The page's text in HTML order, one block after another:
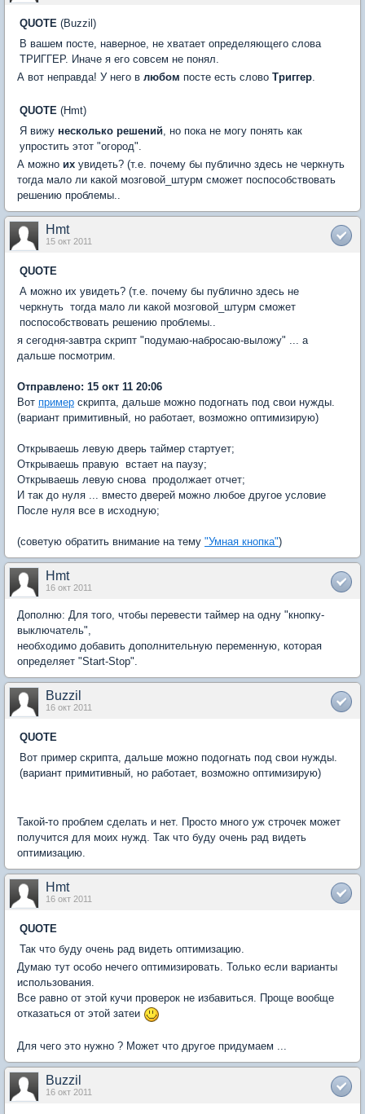
QUOTE (Buzzil)
В вашем посте, наверное, не хватает определяющего слова
ТРИГГЕР. Иначе я его совсем не понял.
А вот неправда! У него в любом посте есть слово Триггер.
QUOTE (Hmt)
Я вижу несколько решений, но пока не могу понять как
упростить этот "огород".
А можно их увидеть? (т.е. почему бы публично здесь не черкнуть 
тогда мало ли какой мозговой_штурм сможет поспособствовать
решению проблемы..
Hmt
15 окт 2011
QUOTE
А можно их увидеть? (т.е. почему бы публично здесь не
черкнуть  тогда мало ли какой мозговой_штурм сможет
поспособствовать решению проблемы..
я сегодня-завтра скрипт "подумаю-набросаю-выложу" ... а
дальше посмотрим.
Отправлено: 15 окт 11 20:06
Вот пример скрипта, дальше можно подогнать под свои нужды.
(вариант примитивный, но работает, возможно оптимизирую)
Открываешь левую дверь таймер стартует;
Открываешь правую  встает на паузу;
Открываешь левую снова  продолжает отчет;
И так до нуля ... вместо дверей можно любое другое условие
После нуля все в исходную;
(советую обратить внимание на тему "Умная кнопка")
Hmt
16 окт 2011
Дополню: Для того, чтобы перевести таймер на одну "кнопку-
выключатель",
необходимо добавить дополнительную переменную, которая
определяет "Start-Stop".
Buzzil
16 окт 2011
QUOTE
Вот пример скрипта, дальше можно подогнать под свои нужды.
(вариант примитивный, но работает, возможно оптимизирую)
Такой-то проблем сделать и нет. Просто много уж строчек может
получится для моих нужд. Так что буду очень рад видеть
оптимизацию.
Hmt
16 окт 2011
QUOTE
Так что буду очень рад видеть оптимизацию.
Думаю тут особо нечего оптимизировать. Только если варианты
использования.
Все равно от этой кучи проверок не избавиться. Проще вообще
отказаться от этой затеи
Для чего это нужно ? Может что другое придумаем ...
Buzzil
16 окт 2011